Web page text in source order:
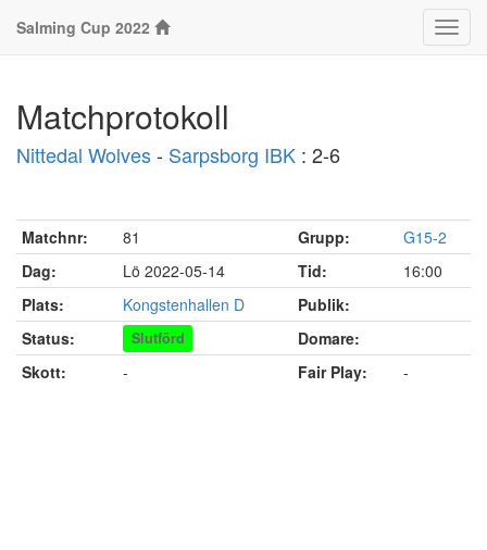
Salming Cup 2022
Matchprotokoll
Nittedal Wolves- Sarpsborg IBK : 2-6
Matchnr: 81 Grupp:
G15-2
Dag:
Lö 2022-05-14 Tid:
16:00
Plats:
Kongstenhallen D
Publik:
Status:
Slutförd
Domare:
Skott:
- Fair Play: -